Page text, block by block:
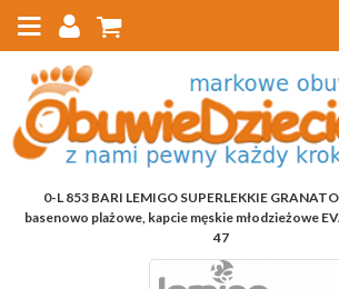
0-L 853 BARI LEMIGO SUPERLEKKIE
basenowo plażowe, kapcie męskie młodzieżowe
47